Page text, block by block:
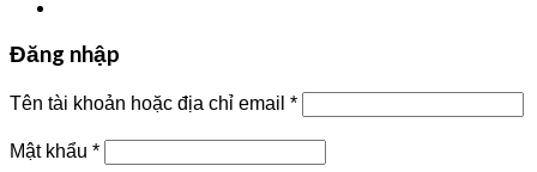
Đăng nhập
Tên tài khoản hoặc địa chỉ email *
Mật khẩu *